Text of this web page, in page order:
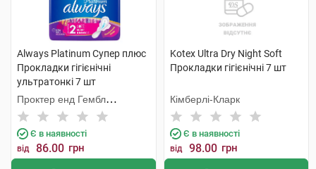
Always Platinum Супер плюс
Прокладки гігієнічні
ультратонкі 7 шт
Проктер енд Гембл
Мануфекчурінг
Є в наявності
від 86.00 грн
Kotex Ultra Dry Night Soft
Прокладки гігієнічні 7 шт
Кімберлі-Кларк
Є в наявності
від 98.00 грн